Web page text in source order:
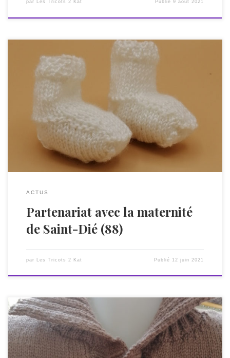
par Les Tricots 2 Kat Publié9 août 2021
Initialement prévu pour la maternité de Saint-Dié (88),
désormais en vente publique, ces chaussons premier âge
sont disponibles pour 6 €. Voici l’histoire de leur création :
Printemps 2021 : je reçois un mail de la maternité de Saint-
Dié. Quelle surprise ! La « boite rose » offerte aux jeunes
Mamans va […]
ACTUS
Partenariat avec la maternité
de Saint-Dié (88)
par Les Tricots 2 Kat Publié 12 juin 2021
Voici un pull col camionneur pour homme tricoté main en
laine française Barisienne de #Bergère de France. Je tricote